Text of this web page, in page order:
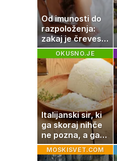
Od imunosti do
razpoloženja:
zakaj je črevesje
v središču
pozornosti
OKUSNO.JE
Italijanski sir, ki
ga skoraj nihče
ne pozna, a ga
Italijani
obožujejo
MOSKISVET.COM